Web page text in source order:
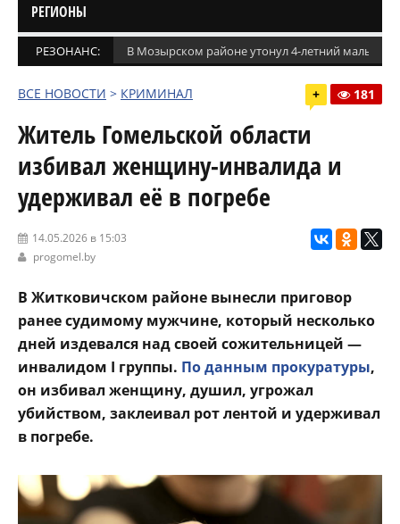
РЕГИОНЫ
РЕЗОНАНС: В Мозырском районе утонул 4-летний мальчик
ВСЕ НОВОСТИ > КРИМИНАЛ + 181
Житель Гомельской области
избивал женщину-инвалида и
удерживал её в погребе
14.05.2026 в 15:03
progomel.by
В Житковичском районе вынесли приговор
ранее судимому мужчине, который несколько
дней издевался над своей сожительницей —
инвалидом I группы. По данным прокуратуры,
он избивал женщину, душил, угрожал
убийством, заклеивал рот лентой и удерживал
в погребе.